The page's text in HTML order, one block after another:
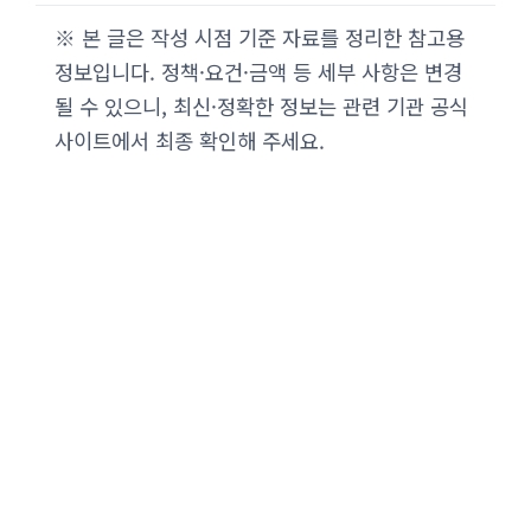
※ 본 글은 작성 시점 기준 자료를 정리한 참고용
정보입니다. 정책·요건·금액 등 세부 사항은 변경
될 수 있으니, 최신·정확한 정보는 관련 기관 공식
사이트에서 최종 확인해 주세요.